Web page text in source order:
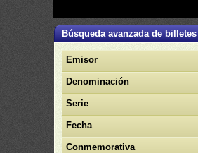
Búsqueda avanzada de billetes
Emisor
Denominación
Serie
Fecha
Conmemorativa